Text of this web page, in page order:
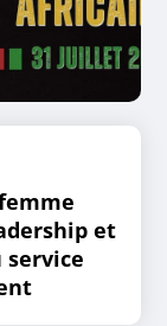
et
service